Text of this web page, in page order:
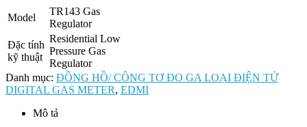
Model
TR143 Gas
Regulator
Đặc tính
kỹ thuật
Residential Low
Pressure Gas
Regulator
Danh mục: ĐỒNG HỒ/ CÔNG TƠ ĐO GA LOẠI ĐIỆN TỬ
DIGITAL GAS METER, EDMI
Mô tả